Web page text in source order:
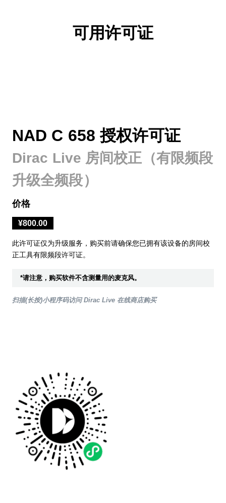
可用许可证
NAD C 658 授权许可证
Dirac Live 房间校正（有限频段
升级全频段）
价格
¥800.00
此许可证仅为升级服务，购买前请确保您已拥有该设备的房间校
正工具有限频段许可证。
*请注意，购买软件不含测量用的麦克风。
扫描(长按)小程序码访问 Dirac Live 在线商店购买